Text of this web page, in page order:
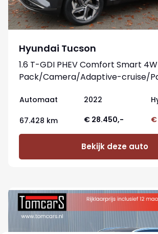
Hyundai Tucson
1.6 T-GDI PHEV Comfort Smart
Pack/Camera/Adaptive-cruise/
Automaat 2022
67.428 km € 28.450,- €
Bekijk deze auto